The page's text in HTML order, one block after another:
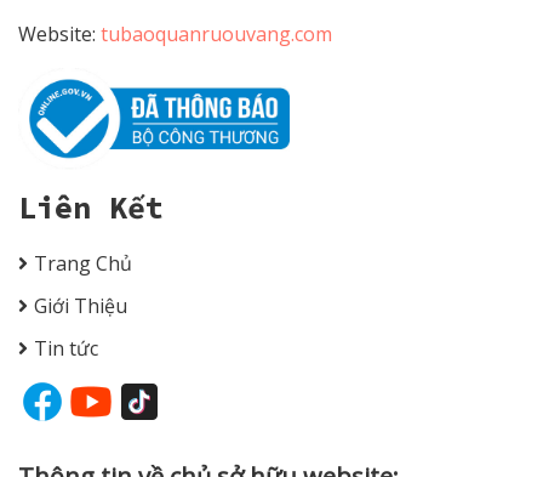
Website: tubaoquanruouvang.com
Liên Kết
Trang Chủ
Giới Thiệu
Tin tức